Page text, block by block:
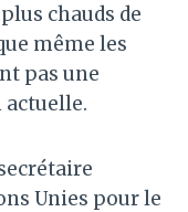
chauds de
même les
pas une
actuelle.
Unies pour le